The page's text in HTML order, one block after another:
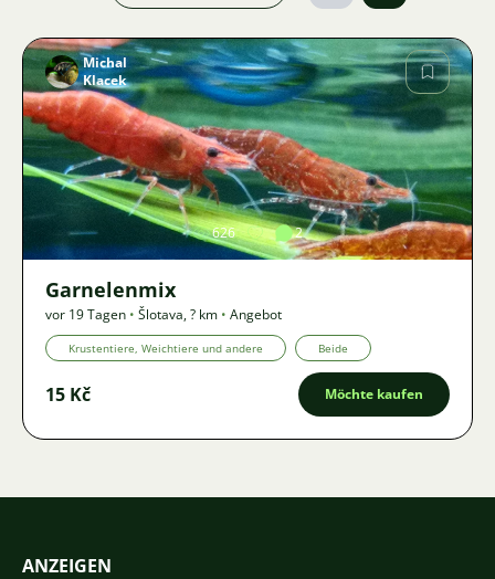
Bild
Michal
Klacek
626 2
Garnelenmix
vor 19 Tagen • Šlotava,? km • Angebot
Krustentiere, Weichtiere und andere Beide
15 Kč Möchte kaufen
ANZEIGEN